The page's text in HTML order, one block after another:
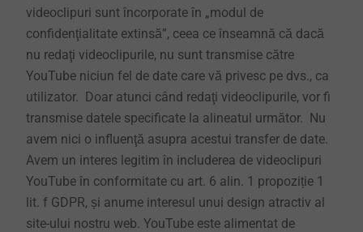
videoclipuri sunt încorporate în „modul de
confidenţialitate extinsă”, ceea ce înseamnă că dacă
nu redaţi videoclipurile, nu sunt transmise către
YouTube niciun fel de date care vă privesc pe dvs., ca
utilizator. Doar atunci când redaţi videoclipurile, vor fi
transmise datele specificate la alineatul următor. Nu
avem nici o influenţă asupra acestui transfer de date.
Avem un interes legitim în includerea de videoclipuri
YouTube în conformitate cu art. 6 alin. 1 propoziție 1
lit. f GDPR, și anume interesul unui design atractiv al
site-ului nostru web. YouTube este alimentat de